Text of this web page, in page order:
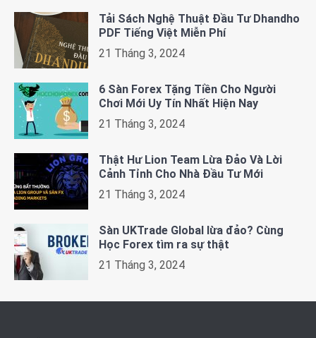
Tải Sách Nghệ Thuật Đầu Tư Dhandho
PDF Tiếng Việt Miễn Phí
21 Tháng 3, 2024
6 Sàn Forex Tặng Tiền Cho Người
Chơi Mới Uy Tín Nhất Hiện Nay
21 Tháng 3, 2024
Thật Hư Lion Team Lừa Đảo Và Lời
Cảnh Tỉnh Cho Nhà Đầu Tư Mới
21 Tháng 3, 2024
Sàn UKTrade Global lừa đảo? Cùng
Học Forex tìm ra sự thật
21 Tháng 3, 2024